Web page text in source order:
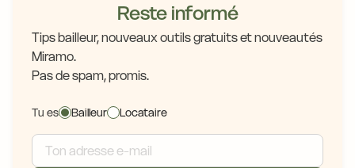
Reste informé
Tips bailleur, nouveaux outils gratuits et nouveautés
Miramo.
Pas de spam, promis.
Tu es Bailleur Locataire